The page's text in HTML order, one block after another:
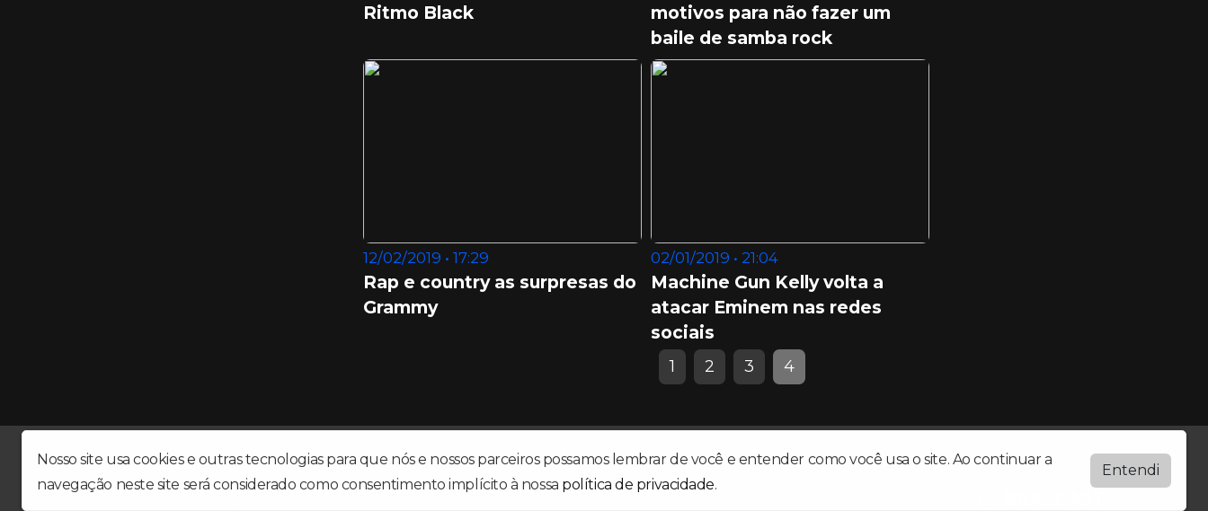
Ritmo Black
motivos para não fazer um
baile de samba rock
12/02/2019 • 17:29
Rap e country as surpresas do
Grammy
02/01/2019 • 21:04
Machine Gun Kelly volta a
atacar Eminem nas redes
sociais
1 2 3 4
Nosso site usa cookies e outras tecnologias para que nós e nossos parceiros possamos lembrar de você e entender como você usa o site. Ao continuar a
navegação neste site será considerado como consentimento implícito à nossa política de privacidade.
Entendi
Rádio Black Sampa a sua Rádio Web. Rap, Rock, Samba, Reggae, Soul Music, Hip Hop, Jazz, Blues, Samba Rock...